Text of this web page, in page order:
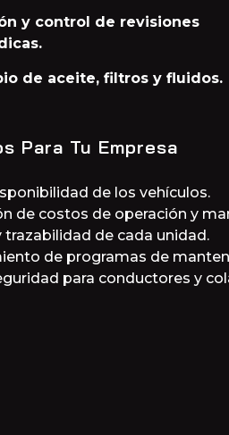
y control de revisiones
de aceite, filtros y fluidos.
Para Tu Empresa
de los vehículos.
de costos de operación y
trazabilidad de cada unidad.
de programas de
para conductores y